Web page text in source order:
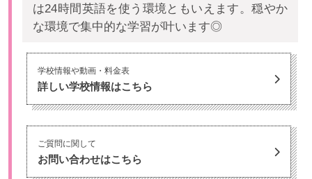
は24時間英語を使う環境ともいえます。穏やか
な環境で集中的な学習が叶います◎
学校情報や動画・料金表
詳しい学校情報はこちら
ご質問に関して
お問い合わせはこちら